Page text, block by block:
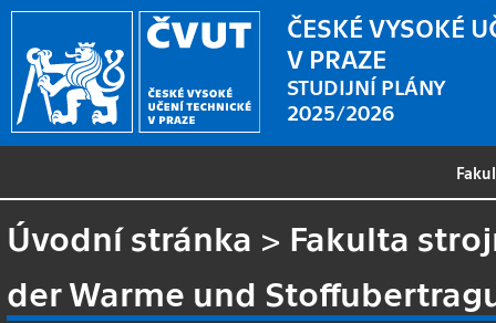
ČESKÉ VYSOKÉ
V PRAZE
STUDIJNÍ PLÁNY
2025/2026
Úvodní stránka > Fakulta
der Warme und